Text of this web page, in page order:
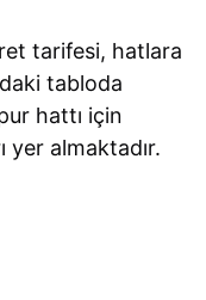
tarifesi, hatlara
tabloda
hattı için
yer almaktadır.